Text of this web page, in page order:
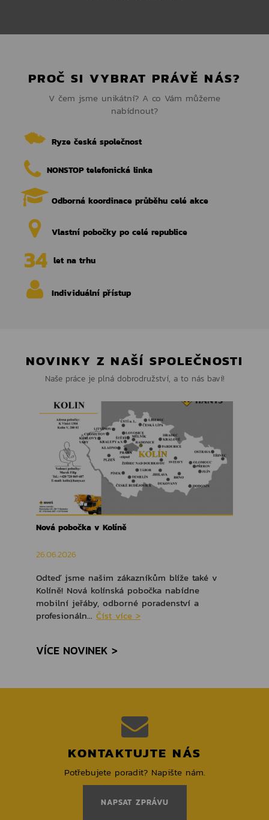
PROČ SI VYBRAT PRÁVĚ NÁS?
V čem jsme unikátní? A co Vám můžeme
nabídnout?
Ryze česká společnost
NONSTOP telefonická linka
Odborná koordinace průběhu celé akce
Vlastní pobočky po celé republice
‌34 let na trhu
Individuální přístup
NOVINKY Z NAŠÍ SPOLEČNOSTI
Naše práce je plná dobrodružství, a to nás baví!
Nová pobočka v Kolíně
26.06.2026
Odteď jsme našim zákazníkům blíže také v
Kolíně! Nová kolínská pobočka nabídne
mobilní jeřáby, odborné poradenství a
profesionáln... Číst více >
VÍCE NOVINEK >
KONTAKTUJTE NÁS
Potřebujete poradit? Napište nám.
NAPSAT ZPRÁVU